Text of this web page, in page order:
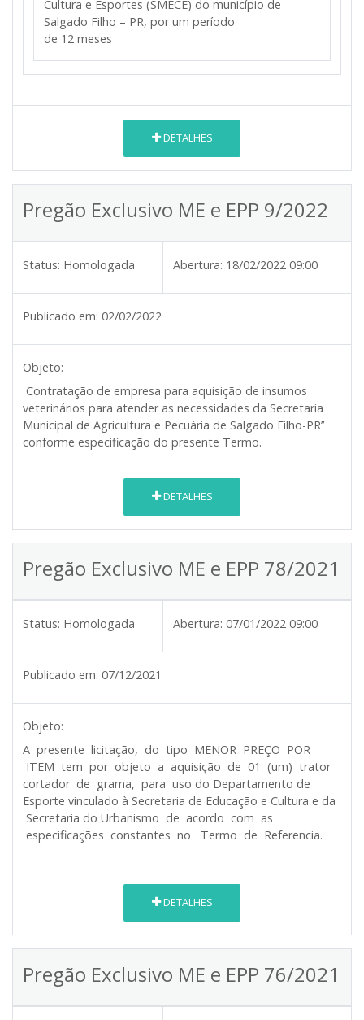
Cultura e Esportes (SMECE) do município de
Salgado Filho – PR, por um período
de 12 meses
DETALHES
Pregão Exclusivo ME e EPP 9/2022
Status: Homologada Abertura: 18/02/2022 09:00
Publicado em: 02/02/2022
Objeto:
Contratação de empresa para aquisição de insumos
veterinários para atender as necessidades da Secretaria
Municipal de Agricultura e Pecuária de Salgado Filho-PR’’
conforme especificação do presente Termo.
DETALHES
Pregão Exclusivo ME e EPP 78/2021
Status: Homologada Abertura: 07/01/2022 09:00
Publicado em: 07/12/2021
Objeto:
A presente licitação, do tipo MENOR PREÇO POR
ITEM tem por objeto a aquisição de 01 (um) trator
cortador de grama, para uso do Departamento de
Esporte vinculado à Secretaria de Educação e Cultura e da
Secretaria do Urbanismo de acordo com as
especificações constantes no Termo de Referencia.
DETALHES
Pregão Exclusivo ME e EPP 76/2021